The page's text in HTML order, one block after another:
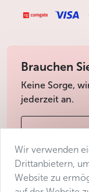
Brauchen
Keine Sorge,
jederzeit an.
Wir verwenden
Drittanbietern,
Website zu